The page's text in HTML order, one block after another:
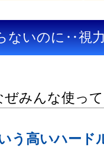
ないのに‥視
ぜみんな使っ
う高いハード